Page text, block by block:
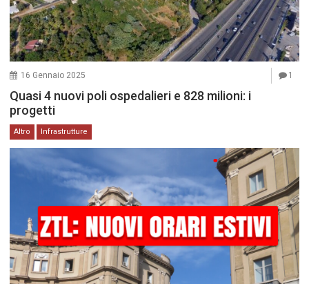
16 Gennaio 2025 1
Quasi 4 nuovi poli ospedalieri e 828 milioni: i
progetti
Altro Infrastrutture